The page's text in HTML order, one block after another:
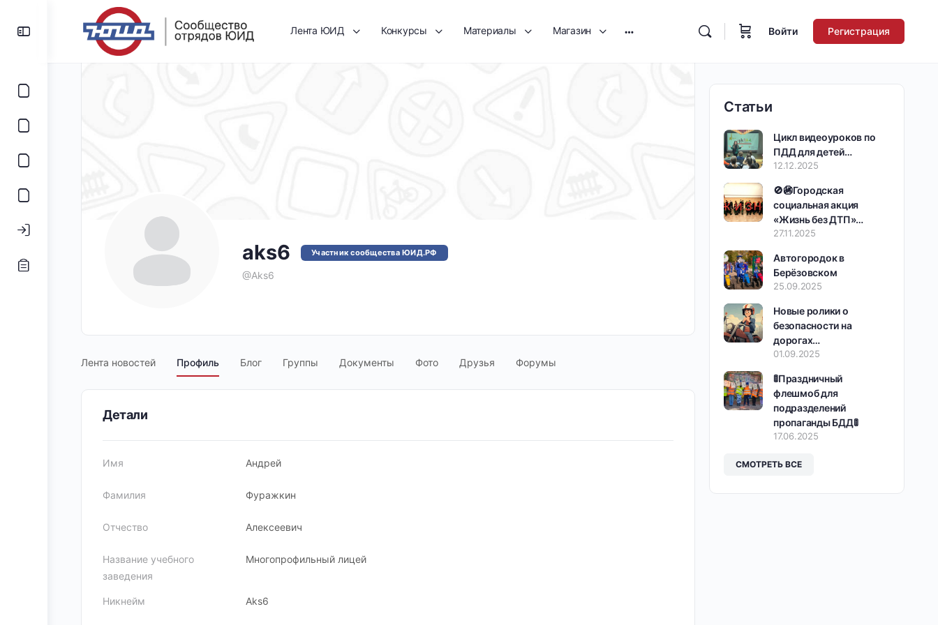
Лента ЮИД Конкурсы Материалы Магазин Войти Регистрация
aks6 Участник сообщества ЮИД.РФ
@Aks6
Лента новостей Профиль Блог Группы Документы Фото Друзья Форумы
Детали
Имя Андрей
Фамилия Фуражкин
Отчество Алексеевич
Название учебного
заведения
Многопрофильный лицей
Никнейм Aks6
Статьи
Цикл видеоуроков по
ПДД для детей…
12.12.2025
🚫🚳Городская
социальная акция
«Жизнь без ДТП»…
27.11.2025
Автогородок в
Берёзовском
25.09.2025
Новые ролики о
безопасности на
дорогах…
01.09.2025
🚦Праздничный
флешмоб для
подразделений
пропаганды БДД🚦
17.06.2025
СМОТРЕТЬ ВСЕ